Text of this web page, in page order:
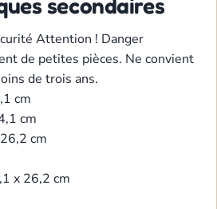
secondaires
Attention ! Danger
de petites pièces. Ne convient
de trois ans.
cm
cm
26,2 cm
x 26,2 cm